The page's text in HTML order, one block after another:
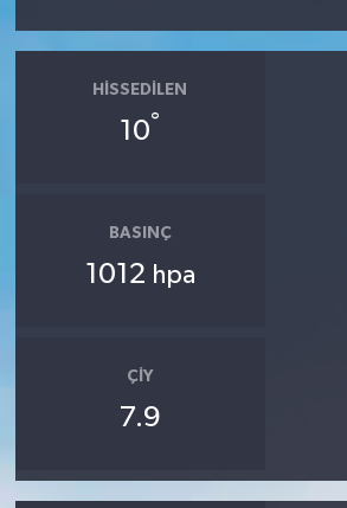
HISSEDILEN
10°
BASINÇ
1012 hpa
ÇIY
7.9